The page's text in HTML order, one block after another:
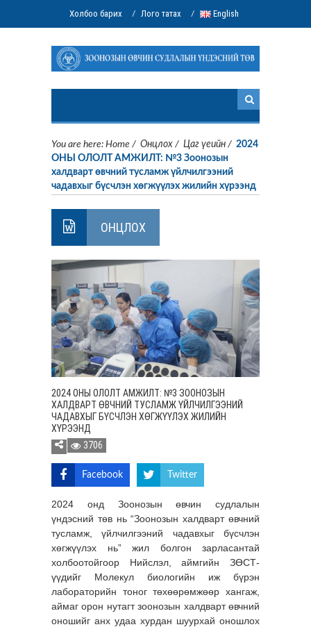
Холбоо барих / Лого татах / English
You are here: Home / Онцлох / Цаг үеийн / 2024
ОНЫ ОЛОЛТ АМЖИЛТ: №3 Зоонозын
халдварт өвчний тусламж үйлчилгээний
чадавхыг бүсчлэн хөгжүүлэх жилийн хүрээнд
ОНЦЛОХ
2024 ОНЫ ОЛОЛТ АМЖИЛТ: №3 ЗООНОЗЫН
ХАЛДВАРТ ӨВЧНИЙ ТУСЛАМЖ ҮЙЛЧИЛГЭЭНИЙ
ЧАДАВХЫГ БҮСЧЛЭН ХӨГЖҮҮЛЭХ ЖИЛИЙН
ХҮРЭЭНД
3706
Facebook Twitter
2024 онд Зоонозын өвчин судлалын
үндэсний төв нь “Зоонозын халдварт өвчний
тусламж, үйлчилгээний чадавхыг бүсчлэн
хөгжүүлэх нь” жил болгон зарласантай
холбоотойгоор Нийслэл, аймгийн ЗӨСТ-
үүдийг Молекул биологийн иж бүрэн
лабораторийн тоног төхөөрөмжөөр хангаж,
аймаг орон нутагт зоонозын халдварт өвчний
оношийг анх удаа хурдан шуурхай оношлох